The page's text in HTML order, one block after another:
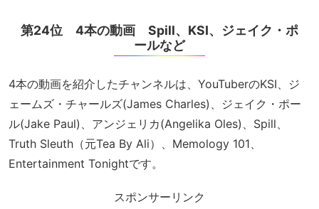
第24位 4本の動画 Spill、KSI、ジェイク・ポ
ールなど
4本の動画を紹介したチャンネルは、YouTuberのKSI、ジ
ェームズ・チャールズ(James Charles)、ジェイク・ポー
ル(Jake Paul)、アンジェリカ(Angelika Oles)、Spill、
Truth Sleuth（元Tea By Ali）、Memology 101、
Entertainment Tonightです。
スポンサーリンク